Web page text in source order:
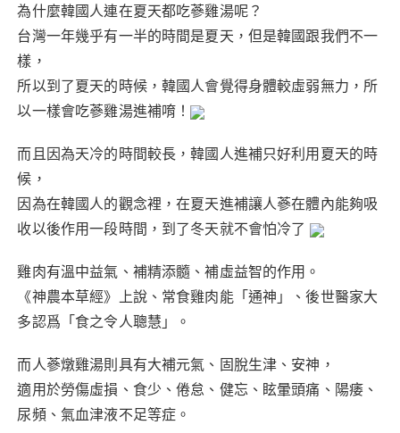
為什麼韓國人連在夏天都吃蔘雞湯呢？
台灣一年幾乎有一半的時間是夏天，但是韓國跟我們不一
樣，
所以到了夏天的時候，韓國人會覺得身體較虛弱無力，所
以一樣會吃蔘雞湯進補唷！
而且因為天冷的時間較長，韓國人進補只好利用夏天的時
候，
因為在韓國人的觀念裡，在夏天進補讓人蔘在體內能夠吸
收以後作用一段時間，到了冬天就不會怕冷了
雞肉有溫中益氣、補精添髓、補虛益智的作用。
《神農本草經》上說、常食雞肉能「通神」、後世醫家大
多認爲「食之令人聰慧」。
而人蔘燉雞湯則具有大補元氣、固脫生津、安神，
適用於勞傷虛損、食少、倦怠、健忘、眩暈頭痛、陽痿、
尿頻、氣血津液不足等症。